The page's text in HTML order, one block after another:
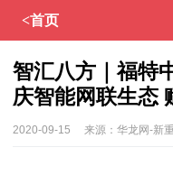
<首页
智汇八方｜福特
庆智能网联生态
来源： 华龙网-新
2020-09-15